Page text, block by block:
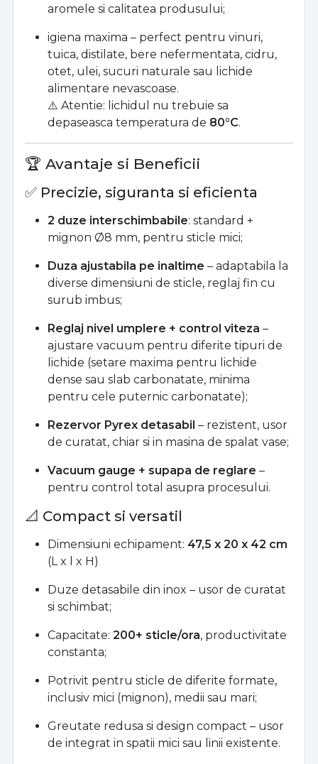
aromele si calitatea produsului;
igiena maxima – perfect pentru vinuri,
tuica, distilate, bere nefermentata, cidru,
otet, ulei, sucuri naturale sau lichide
alimentare nevascoase.
⚠️ Atentie: lichidul nu trebuie sa
depaseasca temperatura de 80°C.
🏆 Avantaje si Beneficii
✅ Precizie, siguranta si eficienta
2 duze interschimbabile: standard +
mignon Ø8 mm, pentru sticle mici;
Duza ajustabila pe inaltime – adaptabila la
diverse dimensiuni de sticle, reglaj fin cu
surub imbus;
Reglaj nivel umplere + control viteza –
ajustare vacuum pentru diferite tipuri de
lichide (setare maxima pentru lichide
dense sau slab carbonatate, minima
pentru cele puternic carbonatate);
Rezervor Pyrex detasabil – rezistent, usor
de curatat, chiar si in masina de spalat vase;
Vacuum gauge + supapa de reglare –
pentru control total asupra procesului.
📐 Compact si versatil
Dimensiuni echipament: 47,5 x 20 x 42 cm
(L x l x H)
Duze detasabile din inox – usor de curatat
si schimbat;
Capacitate: 200+ sticle/ora, productivitate
constanta;
Potrivit pentru sticle de diferite formate,
inclusiv mici (mignon), medii sau mari;
Greutate redusa si design compact – usor
de integrat in spatii mici sau linii existente.